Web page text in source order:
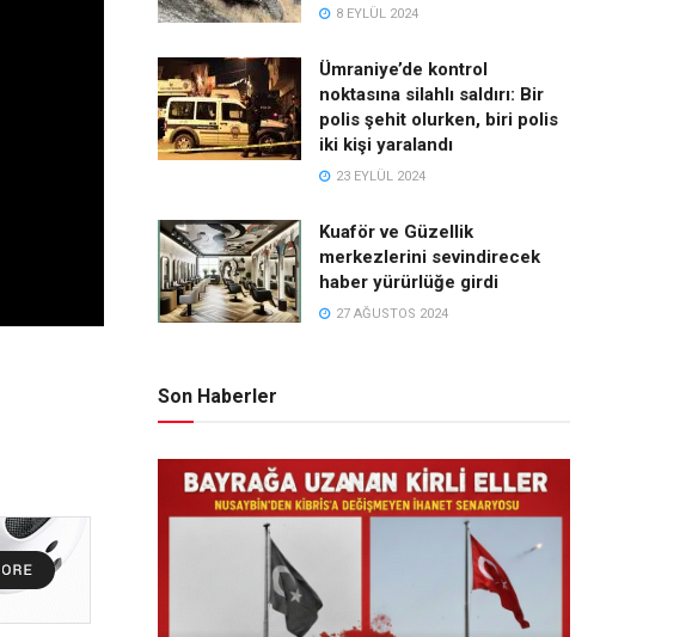
8 EYLÜL 2024
Ümraniye’de kontrol
noktasına silahlı saldırı: Bir
polis şehit olurken, biri polis
iki kişi yaralandı
23 EYLÜL 2024
Kuaför ve Güzellik
merkezlerini sevindirecek
haber yürürlüğe girdi
27 AĞUSTOS 2024
Son Haberler